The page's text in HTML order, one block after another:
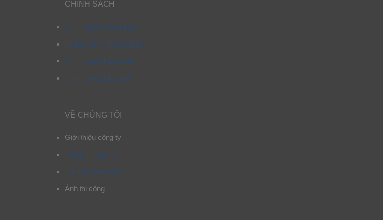
CHÍNH SÁCH
Chính sách mua hàng
Chính sách giao hàng
Chính sách bảo hành
Chính sách bảo mật
VỀ CHÚNG TÔI
Giới thiệu công ty
Thông tin liên hệ
Tư vấn chọn mẫu
Ảnh thi công